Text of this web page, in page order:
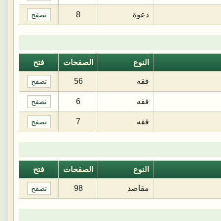
دعوة 8 تصفح
النوع الصفحات فتح
فقه 56 تصفح
فقه 6 تصفح
فقه 7 تصفح
النوع الصفحات فتح
مقاصد 98 تصفح